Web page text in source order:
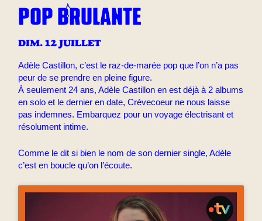
POP BRULANTE
DIM. 12 JUILLET
Adèle Castillon, c’est le raz-de-marée pop que l’on n’a pas
peur de se prendre en pleine figure.
À seulement 24 ans, Adèle Castillon en est déjà à 2 albums
en solo et le dernier en date, Crèvecoeur ne nous laisse
pas indemnes. Embarquez pour un voyage électrisant et
résolument intime.
Comme le dit si bien le nom de son dernier single, Adèle
c’est en boucle qu’on l’écoute.